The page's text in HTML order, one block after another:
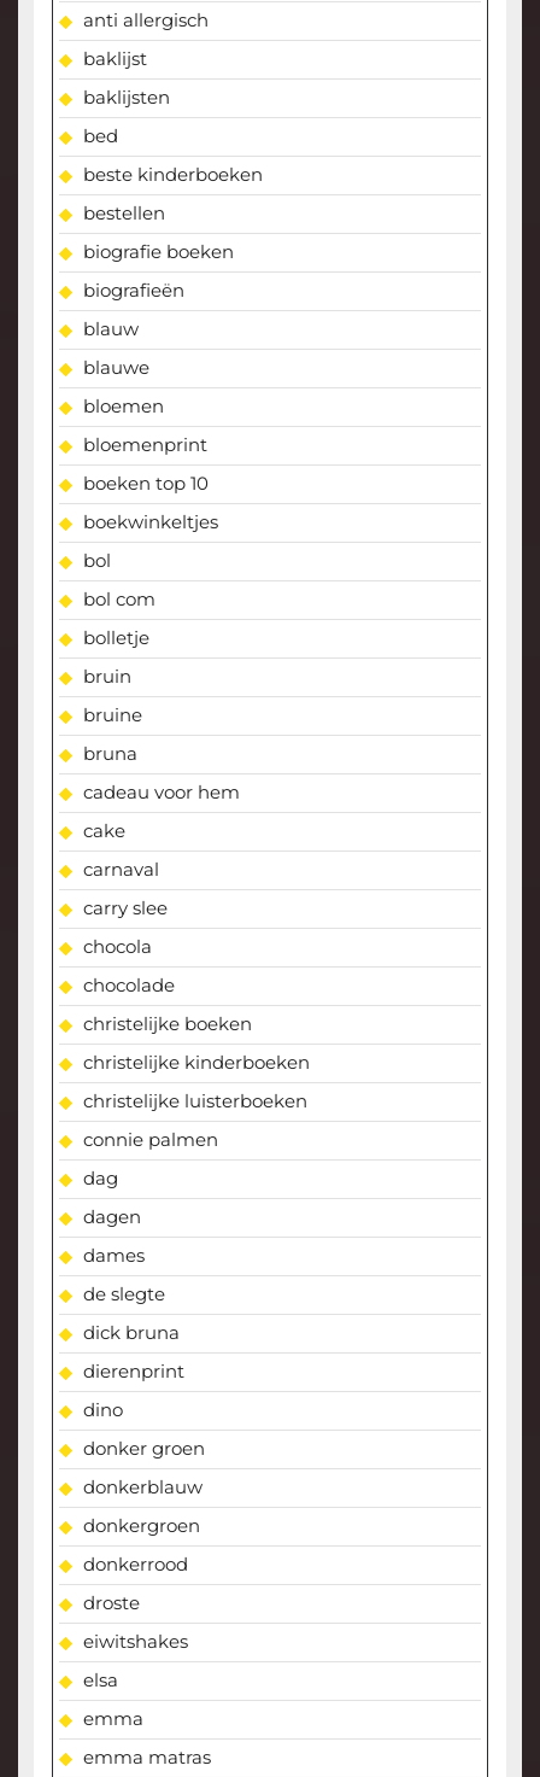
anti allergisch
baklijst
baklijsten
bed
beste kinderboeken
bestellen
biografie boeken
biografieën
blauw
blauwe
bloemen
bloemenprint
boeken top 10
boekwinkeltjes
bol
bol com
bolletje
bruin
bruine
bruna
cadeau voor hem
cake
carnaval
carry slee
chocola
chocolade
christelijke boeken
christelijke kinderboeken
christelijke luisterboeken
connie palmen
dag
dagen
dames
de slegte
dick bruna
dierenprint
dino
donker groen
donkerblauw
donkergroen
donkerrood
droste
eiwitshakes
elsa
emma
emma matras